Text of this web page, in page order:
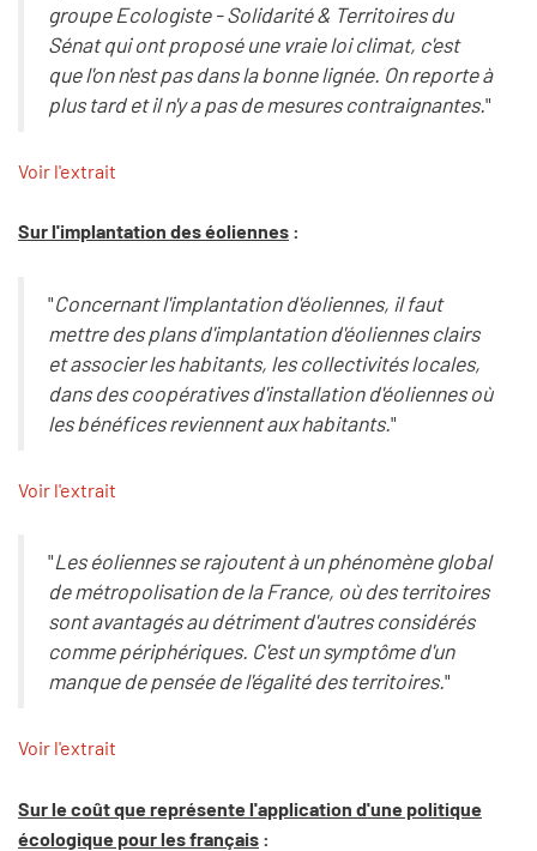
groupe Ecologiste - Solidarité & Territoires du
Sénat qui ont proposé une vraie loi climat, c'est
que l'on n'est pas dans la bonne lignée. On reporte à
plus tard et il n'y a pas de mesures contraignantes."
Voir l'extrait
Sur l'implantation des éoliennes :
"Concernant l'implantation d'éoliennes, il faut
mettre des plans d'implantation d'éoliennes clairs
et associer les habitants, les collectivités locales,
dans des coopératives d'installation d'éoliennes où
les bénéfices reviennent aux habitants."
Voir l'extrait
"Les éoliennes se rajoutent à un phénomène global
de métropolisation de la France, où des territoires
sont avantagés au détriment d'autres considérés
comme périphériques. C'est un symptôme d'un
manque de pensée de l'égalité des territoires."
Voir l'extrait
Sur le coût que représente l'application d'une politique
écologique pour les français :